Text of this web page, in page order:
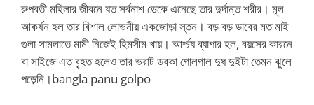
রুপবতী মহিলার জীবনে যত সর্বনাশ ডেকে এনেছে তার দুর্দান্ত শরীর। মূল
আকর্ষন হল তার বিশাল লোভনীয় একজোড়া স্তন। বড় বড় ডাবের মত মাই
গুলা সামলাতে মামী নিজেই হিমসীম খায়। আর্শ্চয ব্যাপার হল, বয়সের কারনে
বা সাইজে এত বৃহত হলেও তার ভরাট ডবকা গোলগাল দুধ দুইটা তেমন ঝুলে
পড়েনি।bangla panu golpo